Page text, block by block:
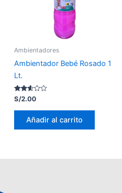
Ambientadores
Ambientador Bebé Rosado 1
Lt.
Valorado
con
2.55
S/2.00
Añadir al carrito